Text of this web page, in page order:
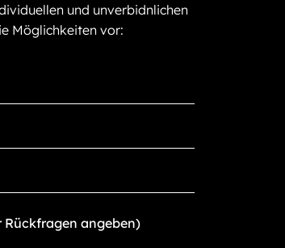
und unverbidnlichen
Möglichkeiten vor: